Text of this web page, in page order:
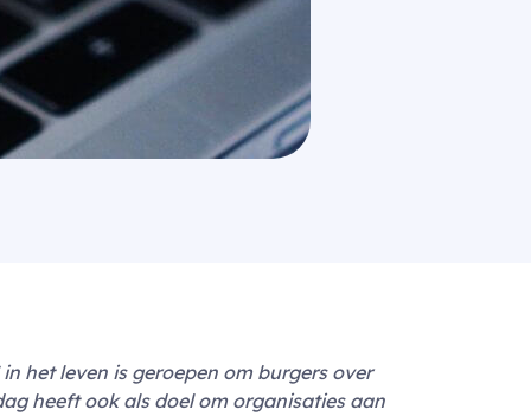
het leven is geroepen om burgers over
heeft ook als doel om organisaties aan